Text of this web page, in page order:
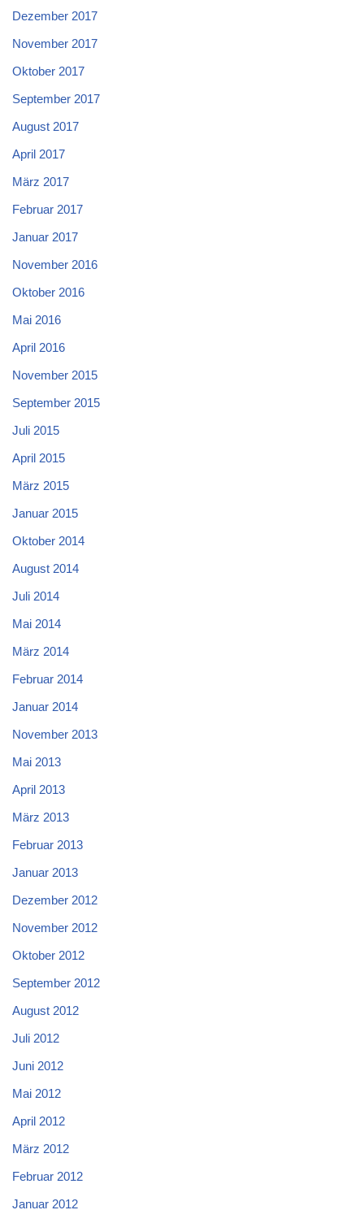
Dezember 2017
November 2017
Oktober 2017
September 2017
August 2017
April 2017
März 2017
Februar 2017
Januar 2017
November 2016
Oktober 2016
Mai 2016
April 2016
November 2015
September 2015
Juli 2015
April 2015
März 2015
Januar 2015
Oktober 2014
August 2014
Juli 2014
Mai 2014
März 2014
Februar 2014
Januar 2014
November 2013
Mai 2013
April 2013
März 2013
Februar 2013
Januar 2013
Dezember 2012
November 2012
Oktober 2012
September 2012
August 2012
Juli 2012
Juni 2012
Mai 2012
April 2012
März 2012
Februar 2012
Januar 2012